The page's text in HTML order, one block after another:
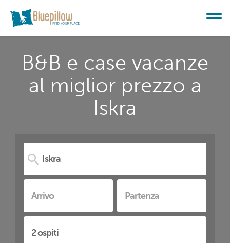
B&B e case vacanze
al miglior prezzo a
Iskra